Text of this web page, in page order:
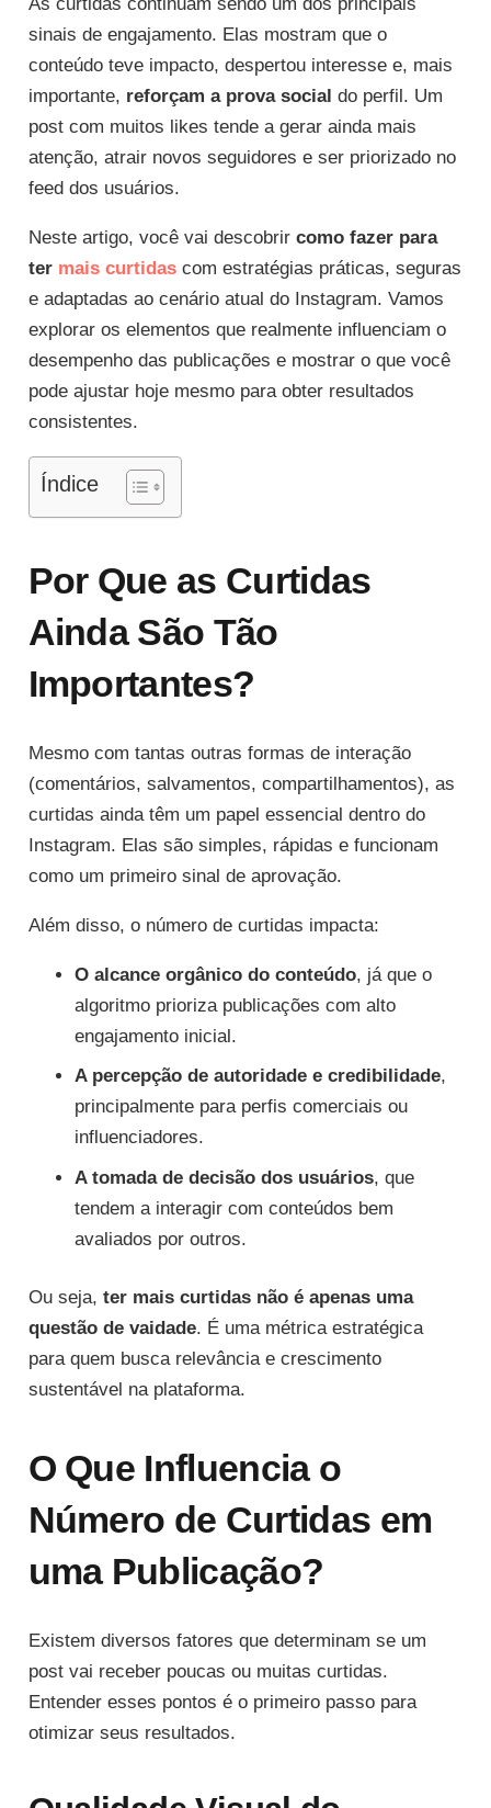
As curtidas continuam sendo um dos principais
sinais de engajamento. Elas mostram que o
conteúdo teve impacto, despertou interesse e, mais
importante, reforçam a prova social do perfil. Um
post com muitos likes tende a gerar ainda mais
atenção, atrair novos seguidores e ser priorizado no
feed dos usuários.
Neste artigo, você vai descobrir como fazer para
ter mais curtidascom estratégias práticas, seguras
e adaptadas ao cenário atual do Instagram. Vamos
explorar os elementos que realmente influenciam o
desempenho das publicações e mostrar o que você
pode ajustar hoje mesmo para obter resultados
consistentes.
Índice
Por Que as Curtidas
Ainda São Tão
Importantes?
Mesmo com tantas outras formas de interação
(comentários, salvamentos, compartilhamentos), as
curtidas ainda têm um papel essencial dentro do
Instagram. Elas são simples, rápidas e funcionam
como um primeiro sinal de aprovação.
Além disso, o número de curtidas impacta:
O alcance orgânico do conteúdo, já que o
algoritmo prioriza publicações com alto
engajamento inicial.
A percepção de autoridade e credibilidade,
principalmente para perfis comerciais ou
influenciadores.
A tomada de decisão dos usuários, que
tendem a interagir com conteúdos bem
avaliados por outros.
Ou seja, ter mais curtidas não é apenas uma
questão de vaidade. É uma métrica estratégica
para quem busca relevância e crescimento
sustentável na plataforma.
O Que Influencia o
Número de Curtidas em
uma Publicação?
Existem diversos fatores que determinam se um
post vai receber poucas ou muitas curtidas.
Entender esses pontos é o primeiro passo para
otimizar seus resultados.